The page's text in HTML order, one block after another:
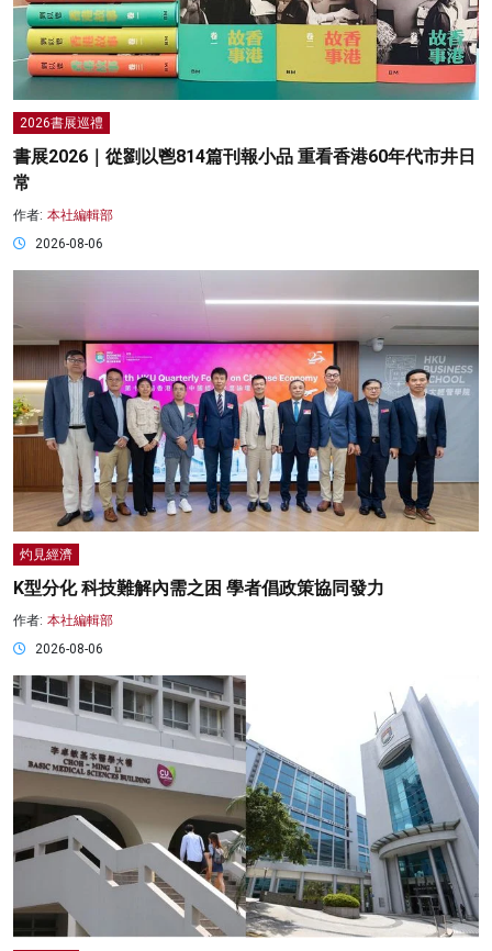
2026書展巡禮
書展2026｜從劉以鬯814篇刊報小品 重看香港60年代市井日
常
作者: 本社編輯部
2026-08-06
灼見經濟
K型分化 科技難解內需之困 學者倡政策協同發力
作者: 本社編輯部
2026-08-06